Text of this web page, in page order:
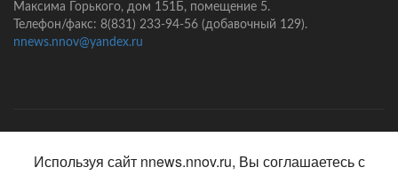
Максима Горького, дом 151Б, помещение 5.
Телефон/факс: 8(831) 233-94-56 (добавочный 129).
nnews.nnov@yandex.ru
Используя сайт nnews.nnov.ru, Вы соглашаетесь с